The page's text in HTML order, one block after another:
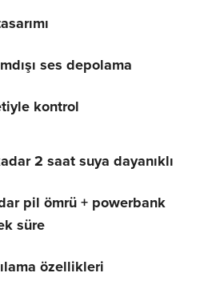
ses depolama
kontrol
2 saat suya dayanıklı
pil ömrü + powerbank
süre
özellikleri